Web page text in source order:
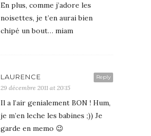
En plus, comme j’adore les
noisettes, je t’en aurai bien
chipé un bout… miam
Reply
LAURENCE
29 décembre 2011 at 20:15
Il a l’air genialement BON ! Hum,
je m’en leche les babines ;)) Je
garde en memo 😉